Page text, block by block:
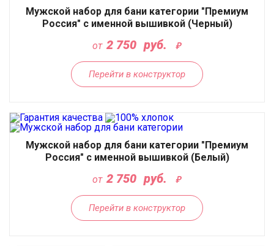
Мужской набор для бани категории "Премиум
Россия" с именной вышивкой (Черный)
от 2 750 руб.
Перейти в конструктор
Мужской набор для бани категории "Премиум
Россия" с именной вышивкой (Белый)
от 2 750 руб.
Перейти в конструктор